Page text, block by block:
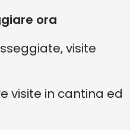
ora
visite
visite in cantina ed